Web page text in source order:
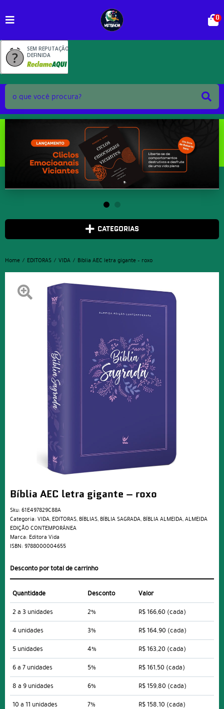
SEM REPUTAÇÃO
DEFINIDA
0
CATEGORIAS
Home EDITORAS VIDA Bíblia AEC letra gigante – roxo
Bíblia AEC letra gigante – roxo
Sku: 61E497829C88A
Categoria: VIDA, EDITORAS, BÍBLIAS, BÍBLIA SAGRADA, BÍBLIA ALMEIDA,ALMEIDA
EDIÇÃO CONTEMPORÂNEA
Marca: Editora Vida
ISBN: 9788000004655
Desconto por total de carrinho
Quantidade Desconto
Valor
2 a 3 unidades
2% R$ 166,60 (cada)
4 unidades
3% R$ 164,90 (cada)
5 unidades
4% R$ 163,20 (cada)
6 a 7 unidades
5% R$ 161,50 (cada)
8 a 9 unidades
6% R$ 159,80 (cada)
10 a 11 unidades
7% R$ 158,10 (cada)